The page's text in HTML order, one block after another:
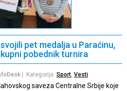
pet medalja u Paraćinu,
pobednik turnira
| Kategorija: Sport, Vesti
saveza Centralne Srbije koje